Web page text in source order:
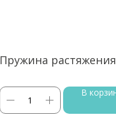
Пружина
В